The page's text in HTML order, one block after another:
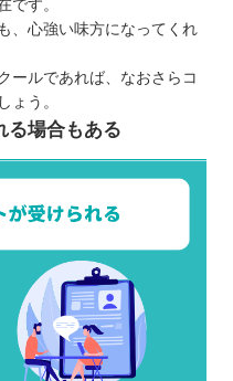
です。
、心強い味方になってくれ
ールであれば、なおさらコ
ょう。
る場合もある